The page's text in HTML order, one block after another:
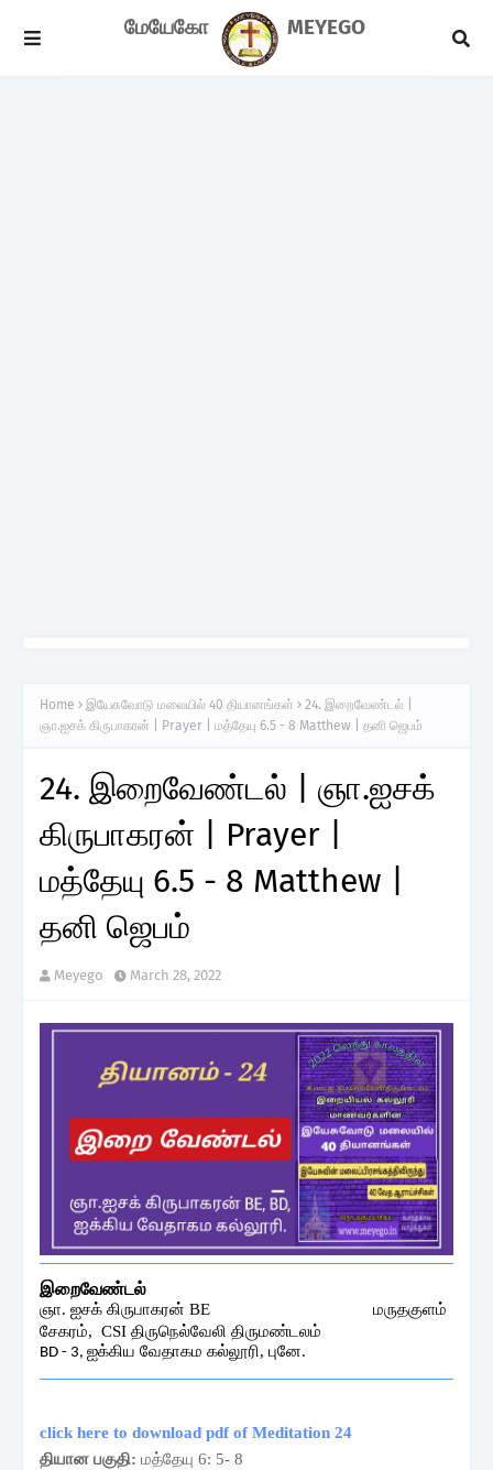
மேயேகோ MEYEGO
Home இயேசுவோடு மலையில் 40 தியானங்கள்
24. இறைவேண்டல் |
ஞா.ஐசக் கிருபாகரன் | Prayer | மத்தேயு 6.5 - 8 Matthew | தனி ஜெபம்
24. இறைவேண்டல் | ஞா.ஐசக்
கிருபாகரன் | Prayer |
மத்தேயு 6.5 - 8 Matthew |
தனி ஜெபம்
Meyego March 28, 2022
இறைவேண்டல்
ஞா. ஐசக் கிருபாகரன் BE மருதகுளம்
சேகரம், CSI திருநெல்வேலி திருமண்டலம்
BD - 3, ஐக்கிய வேதாகம கல்லூரி, புனே.
click here to download pdf of Meditation 24
தியான பகுதி: மத்தேயு 6: 5- 8